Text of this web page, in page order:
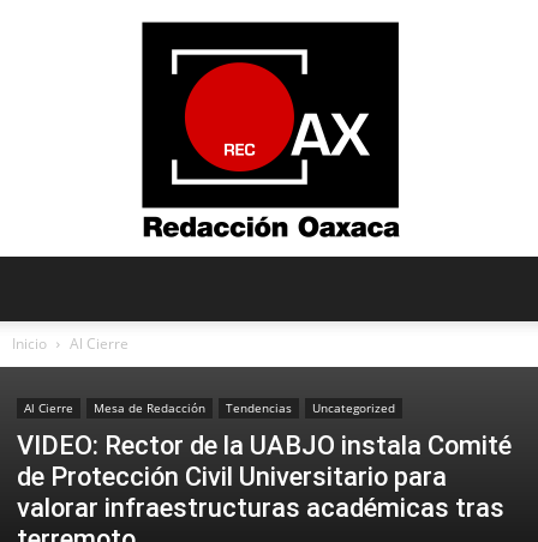
Oaxaca
Inicio Al Cierre
Al Cierre Mesa de Redacción Tendencias Uncategorized
VIDEO: Rector de la UABJO instala Comité
de Protección Civil Universitario para
valorar infraestructuras académicas tras